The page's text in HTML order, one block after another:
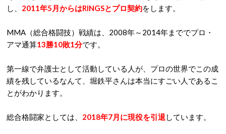
し、 2011年5月からはRINGSとプロ契約をします。
MMA（総合格闘技）戦績は、2008年～2014年まででプロ・
アマ通算13勝10敗1分です。
第一線で弁護士として活動している人が、プロの世界でこの成
績を残しているなんて、堀鉄平さんは本当にすごい人であるこ
とがわかります。
総合格闘家としては、 2018年7月に現役を引退 しています。